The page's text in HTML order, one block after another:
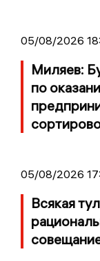
05/08/2026
Миляев:
по
05/08/2026
Всякая